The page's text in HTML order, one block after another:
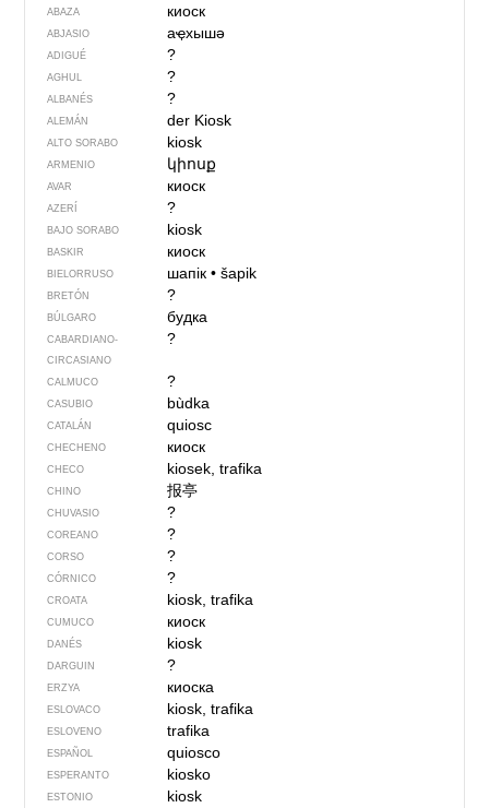
ABAZA киоск
ABJASIO аҿхышә
ADIGUÉ ?
AGHUL ?
ALBANÉS ?
ALEMÁN der Kiosk
ALTO SORABO kiosk
ARMENIO կիոսք
AVAR киоск
AZERÍ ?
BAJO SORABO kiosk
BASKIR киоск
BIELORRUSO шапік• šapik
BRETÓN ?
BÚLGARO будка
CABARDIANO-
CIRCASIANO
?
CALMUCO ?
CASUBIO bùdka
CATALÁN quiosc
CHECHENO киоск
CHECO kiosek, trafika
CHINO 报亭
CHUVASIO ?
COREANO ?
CORSO ?
CÓRNICO ?
CROATA kiosk, trafika
CUMUCO киоск
DANÉS kiosk
DARGUIN ?
ERZYA киоска
ESLOVACO kiosk, trafika
ESLOVENO trafika
ESPAÑOL quiosco
ESPERANTO kiosko
ESTONIO kiosk